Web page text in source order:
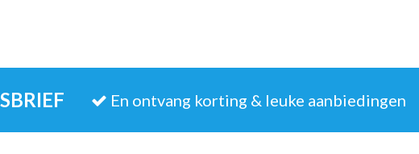
En ontvang korting & leuke aanbiedingen